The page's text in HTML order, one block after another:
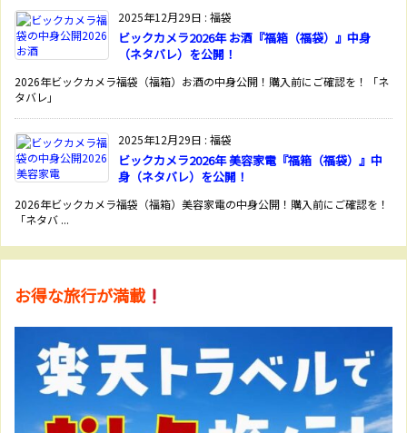
2025年12月29日 : 福袋
ビックカメラ2026年 お酒『福箱（福袋）』中身
（ネタバレ）を公開！
2026年ビックカメラ福袋（福箱）お酒の中身公開！購入前にご確認を！「ネ
タバレ」
2025年12月29日 : 福袋
ビックカメラ2026年 美容家電『福箱（福袋）』中
身（ネタバレ）を公開！
2026年ビックカメラ福袋（福箱）美容家電の中身公開！購入前にご確認を！
「ネタバ ...
お得な旅行が満載